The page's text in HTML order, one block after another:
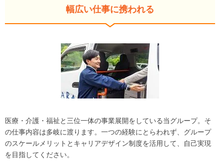
幅広い仕事に携われる
医療・介護・福祉と三位一体の事業展開をしている当グループ。そ
の仕事内容は多岐に渡ります。一つの経験にとらわれず、グループ
のスケールメリットとキャリアデザイン制度を活用して、自己実現
を目指してください。